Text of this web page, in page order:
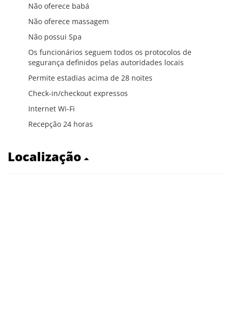
Não oferece babá
Não oferece massagem
Não possui Spa
Os funcionários seguem todos os protocolos de
segurança definidos pelas autoridades locais
Permite estadias acima de 28 noites
Check-in/checkout expressos
Internet Wi-Fi
Recepção 24 horas
Localização